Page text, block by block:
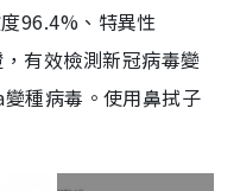
96.4%、特異性
有效檢測新冠病毒變
種病毒。使用鼻拭子